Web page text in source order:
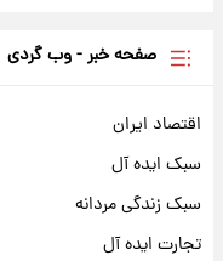
صفحه خبر - وب گردی
اقتصاد ایران
سبک ایده آل
سبک زندگی مردانه
تجارت ایده آل